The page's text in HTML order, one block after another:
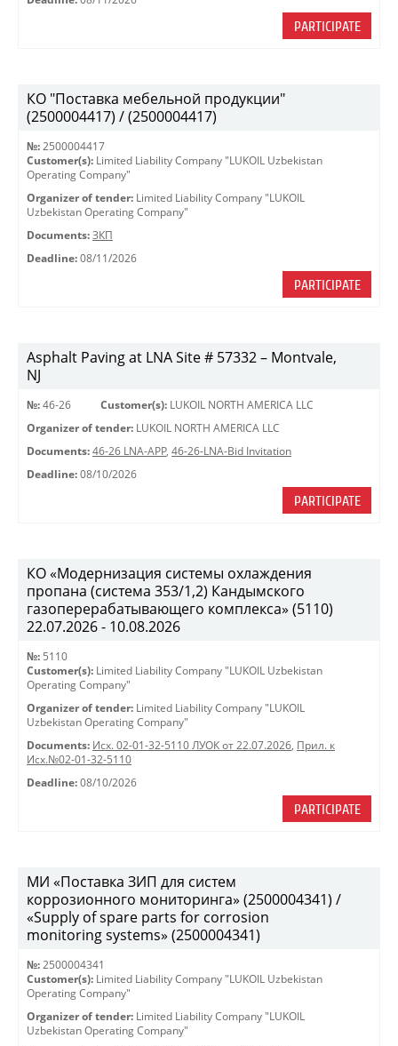
PARTICIPATE
КО "Поставка мебельной продукции"
(2500004417) / (2500004417)
№: 2500004417
Customer(s): Limited Liability Company "LUKOIL Uzbekistan
Operating Company"
Organizer of tender: Limited Liability Company "LUKOIL
Uzbekistan Operating Company"
Documents: ЗКП
Deadline: 08/11/2026
PARTICIPATE
Asphalt Paving at LNA Site # 57332 – Montvale,
NJ
№: 46-26 Customer(s): LUKOIL NORTH AMERICA LLC
Organizer of tender: LUKOIL NORTH AMERICA LLC
Documents: 46-26 LNA-APP, 46-26-LNA-Bid Invitation
Deadline: 08/10/2026
PARTICIPATE
КО «Модернизация системы охлаждения
пропана (система 353/1,2) Кандымского
газоперерабатывающего комплекса» (5110)
22.07.2026 - 10.08.2026
№: 5110
Customer(s): Limited Liability Company "LUKOIL Uzbekistan
Operating Company"
Organizer of tender: Limited Liability Company "LUKOIL
Uzbekistan Operating Company"
Documents: Исх. 02-01-32-5110 ЛУОК от 22.07.2026, Прил. к
Исх.№02-01-32-5110
Deadline: 08/10/2026
PARTICIPATE
МИ «Поставка ЗИП для систем
коррозионного мониторинга» (2500004341) /
«Supply of spare parts for corrosion
monitoring systems» (2500004341)
№: 2500004341
Customer(s): Limited Liability Company "LUKOIL Uzbekistan
Operating Company"
Organizer of tender: Limited Liability Company "LUKOIL
Uzbekistan Operating Company"